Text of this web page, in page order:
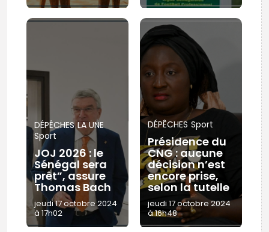
DÉPÊCHES LA UNE
Sport
JOJ 2026 : le
Sénégal sera
prêt”, assure
Thomas Bach
jeudi 17 octobre 2024
à 17h02
DÉPÊCHES Sport
Présidence du
CNG : aucune
décision n’est
encore prise,
selon la tutelle
jeudi 17 octobre 2024
à 16h48